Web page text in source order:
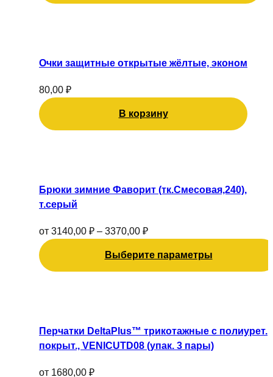
Очки защитные открытые жёлтые, эконом
80,00 ₽
В корзину
Брюки зимние Фаворит (тк.Смесовая,240),
т.серый
от 3140,00 ₽ – 3370,00 ₽
Выберите параметры
имеет
несколько
Опции
можно
выбрать
на
Перчатки DeltaPlus™ трикотажные с полиурет.
покрыт., VENICUTD08 (упак. 3 пары)
от 1680,00 ₽
имеет
несколько
Опции